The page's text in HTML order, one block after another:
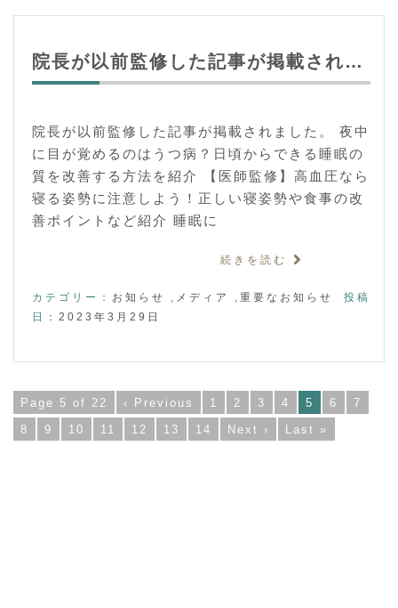
院長が以前監修した記事が掲載され…
院長が以前監修した記事が掲載されました。 夜中
に目が覚めるのはうつ病？日頃からできる睡眠の
質を改善する方法を紹介 【医師監修】高血圧なら
寝る姿勢に注意しよう！正しい寝姿勢や食事の改
善ポイントなど紹介 睡眠に
続きを読む
カテゴリー： お知らせ , メディア , 重要なお知らせ
投稿
日： 2023年3月29日
Page 5 of 22 ‹ Previous 1 2 3 4 5 6
7
8
9 10 11 12 13 14 Next › Last »